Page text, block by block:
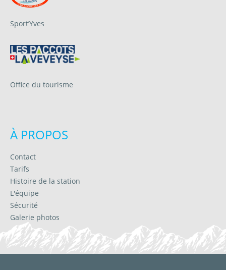
Sport’Yves
Office du tourisme
À PROPOS
Contact
Tarifs
Histoire de la station
L'équipe
Sécurité
Galerie photos